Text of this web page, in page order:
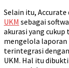
Selain itu,
UKM sebagai
akurasi yang
mengelola laporan
terintegrasi
UKM. Hal itu